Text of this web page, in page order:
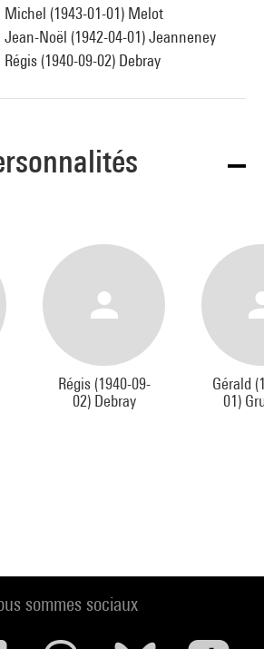
Michel (1943-01-01) Melot
Jean-Noël (1942-04-01) Jeanneney
Régis (1940-09-02) Debray
Régis (1940-09-
02) Debray
Gérald
01)
sommes sociaux